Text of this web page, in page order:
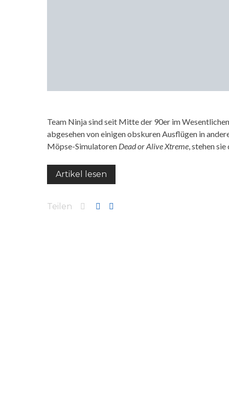
Team Ninja sind seit Mitte der 90er im
abgesehen von einigen obskuren Ausflügen in
Möpse-Simulatoren Dead or Alive Xtreme, stehen
Artikel lesen
Teilen